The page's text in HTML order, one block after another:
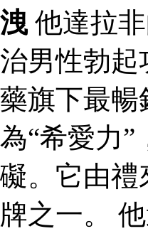
洩 他達拉
治男性勃
藥旗下最
為“希愛力
礙。它由禮
牌之一。